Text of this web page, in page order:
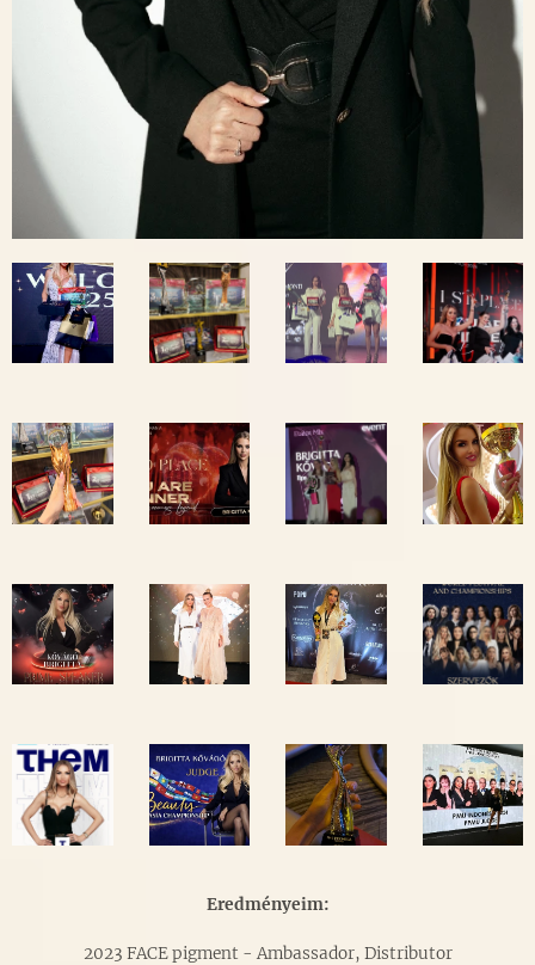
Eredményeim:
2023 FACE pigment - Ambassador, Distributor